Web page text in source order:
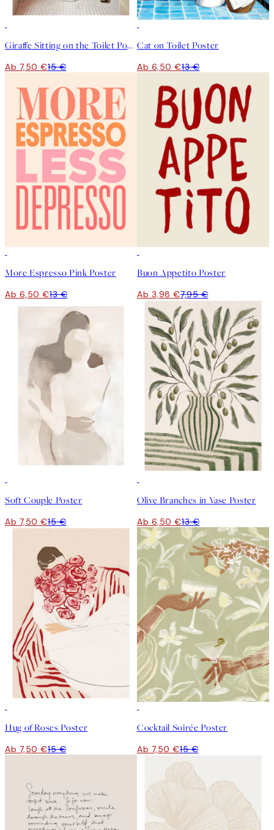
Giraffe Sitting on the Toilet Poster
Ab 7,50 €15 €
Cat on Toilet Poster
Ab 6,50 €13 €
More Espresso Pink Poster
Ab 6,50 €13 €
Buon Appetito Poster
Ab 3,98 €7,95 €
Soft Couple Poster
Ab 7,50 €15 €
Olive Branches in Vase Poster
Ab 6,50 €13 €
Hug of Roses Poster
Ab 7,50 €15 €
Cocktail Soirée Poster
Ab 7,50 €15 €